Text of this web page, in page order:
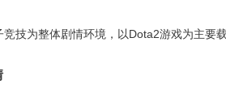
技为整体剧情环境，以Dota2游戏为主要